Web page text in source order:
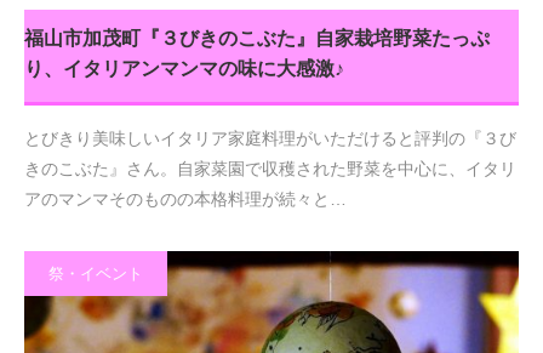
福山市加茂町『３びきのこぶた』自家栽培野菜たっぷ
り、イタリアンマンマの味に大感激♪
とびきり美味しいイタリア家庭料理がいただけると評判の『３び
きのこぶた』さん。自家菜園で収穫された野菜を中心に、イタリ
アのマンマそのものの本格料理が続々と…
祭・イベント